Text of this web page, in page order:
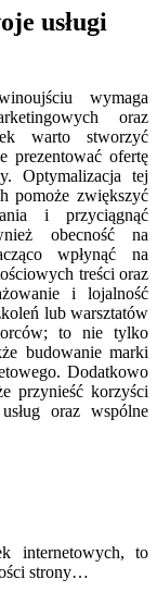
usługi
wymaga
oraz
warto stworzyć
prezentować ofertę
Optymalizacja tej
pomoże zwiększyć
i przyciągnąć
obecność na
wpłynąć na
treści oraz
i lojalność
lub warsztatów
to nie tylko
budowanie marki
Dodatkowo
przynieść korzyści
oraz wspólne
internetowych, to
strony…